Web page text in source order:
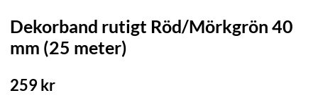
Dekorband rutigt Röd/Mörkgrön 40
mm (25 meter)
259kr